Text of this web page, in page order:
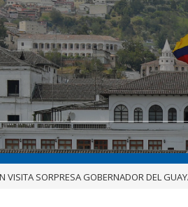
VISITA SORPRESA GOBERNADOR DEL